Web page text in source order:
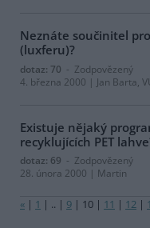
Neznáte součinitel
(luxferu)?
dotaz: 70 - Zodpovězený
4. března 2000 | Jan Barta,
Existuje nějaký
recyklujících PET
dotaz: 69 - Zodpovězený
28. února 2000 | Martin
« | 1 | .. | 9 | 10 | 11 | 12 |